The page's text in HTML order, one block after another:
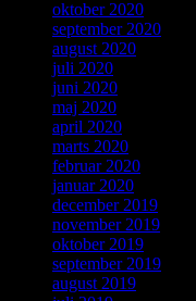
oktober 2020
september 2020
august 2020
juli 2020
juni 2020
maj 2020
april 2020
marts 2020
februar 2020
januar 2020
december 2019
november 2019
oktober 2019
september 2019
august 2019